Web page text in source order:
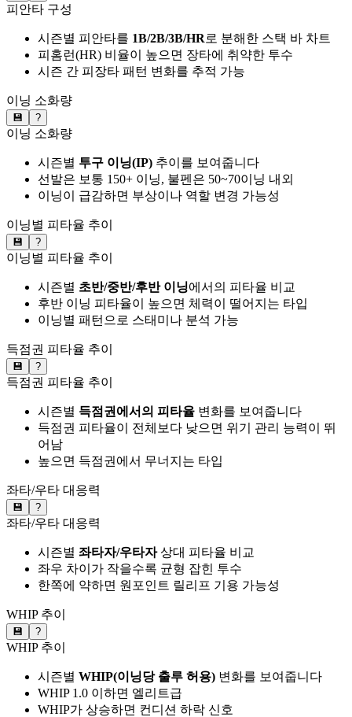
피안타 구성
시즌별 피안타를 1B/2B/3B/HR로 분해한 스택 바 차트
피홈런(HR) 비율이 높으면 장타에 취약한 투수
시즌 간 피장타 패턴 변화를 추적 가능
이닝 소화량
💾 ?
이닝 소화량
시즌별 투구 이닝(IP) 추이를 보여줍니다
선발은 보통 150+ 이닝, 불펜은 50~70이닝 내외
이닝이 급감하면 부상이나 역할 변경 가능성
이닝별 피타율 추이
💾 ?
이닝별 피타율 추이
시즌별 초반/중반/후반 이닝에서의 피타율 비교
후반 이닝 피타율이 높으면 체력이 떨어지는 타입
이닝별 패턴으로 스태미나 분석 가능
득점권 피타율 추이
💾 ?
득점권 피타율 추이
시즌별 득점권에서의 피타율 변화를 보여줍니다
득점권 피타율이 전체보다 낮으면 위기 관리 능력이 뛰
어남
높으면 득점권에서 무너지는 타입
좌타/우타 대응력
💾 ?
좌타/우타 대응력
시즌별 좌타자/우타자상대 피타율 비교
좌우 차이가 작을수록 균형 잡힌 투수
한쪽에 약하면 원포인트 릴리프 기용 가능성
WHIP 추이
💾 ?
WHIP 추이
시즌별 WHIP(이닝당 출루 허용) 변화를 보여줍니다
WHIP 1.0 이하면 엘리트급
WHIP가 상승하면 컨디션 하락 신호